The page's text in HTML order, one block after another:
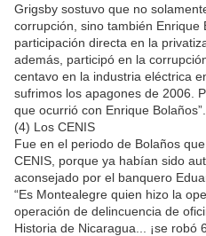
Grigsby sostuvo que no
corrupción, sino también Enrique
participación directa en la
además, participó en la
centavo en la industria eléctrica
sufrimos los apagones de 2006.
que ocurrió con Enrique Bolaños”.
(4) Los CENIS
Fue en el periodo de Bolaños
CENIS, porque ya habían sido
aconsejado por el banquero
“Es Montealegre quien hizo la
operación de delincuencia de
Historia de Nicaragua... ¡se robó